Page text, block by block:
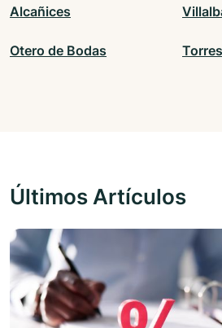
Alcañices
Otero de Bodas
Últimos Artículos